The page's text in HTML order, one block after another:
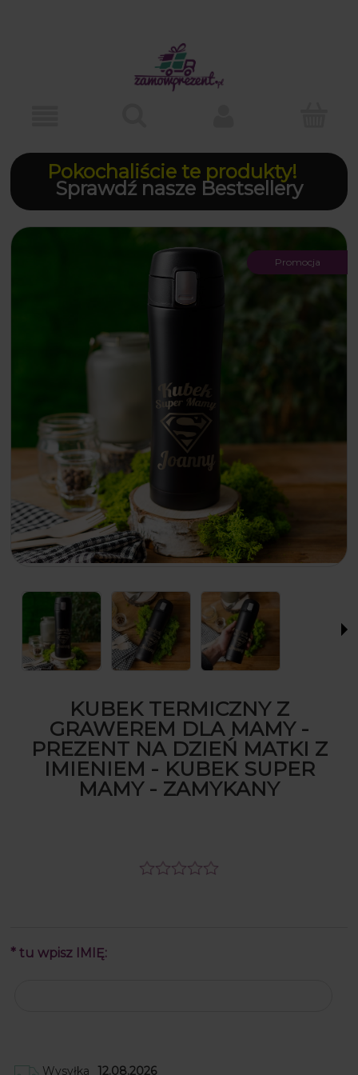
Pokochaliście te produkty!
Sprawdź nasze Bestsellery
Promocja
KUBEK TERMICZNY Z
GRAWEREM DLA MAMY -
PREZENT NA DZIEŃ MATKI Z
IMIENIEM - KUBEK SUPER
MAMY - ZAMYKANY
* tu wpisz IMIĘ:
Wysyłka 12.08.2026